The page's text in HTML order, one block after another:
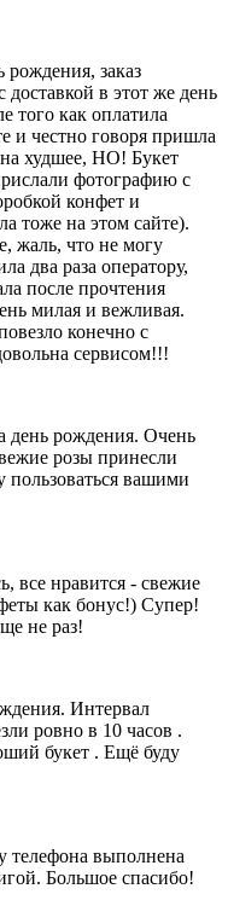
рождения, заказ
в этот же день
того как оплатила
и честно говоря пришла
худшее, НО! Букет
фотографию с
конфет и
тоже на этом сайте).
жаль, что не могу
два раза оператору,
после прочтения
милая и вежливая.
конечно с
сервисом!!!
день рождения. Очень
розы принесли
пользоваться вашими
все нравится - свежие
как бонус!) Супер!
не раз!
Интервал
ровно в 10 часов .
букет . Ещё буду
телефона выполнена
Большое спасибо!